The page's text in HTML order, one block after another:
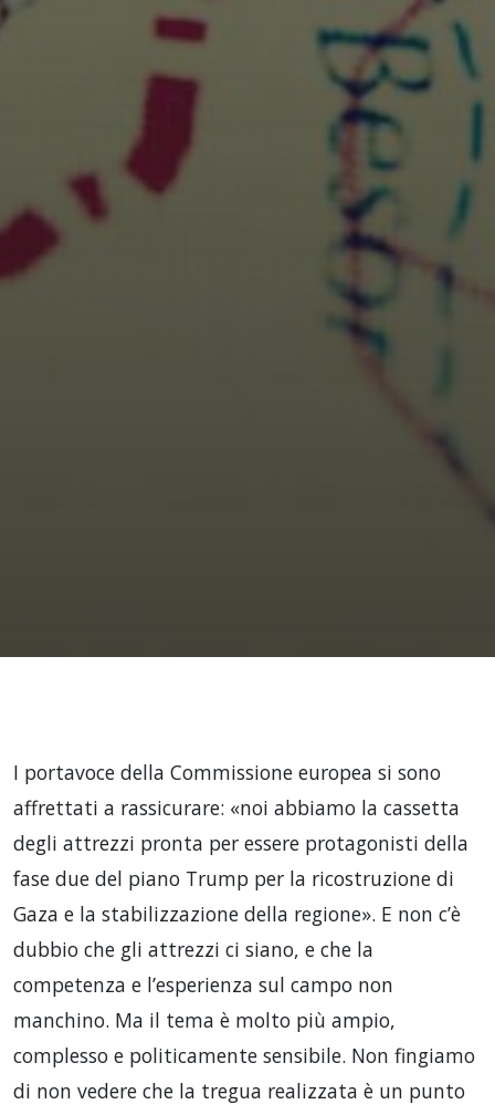
I portavoce della Commissione europea si sono
affrettati a rassicurare: «noi abbiamo la cassetta
degli attrezzi pronta per essere protagonisti della
fase due del piano Trump per la ricostruzione di
Gaza e la stabilizzazione della regione». E non c’è
dubbio che gli attrezzi ci siano, e che la
competenza e l’esperienza sul campo non
manchino. Ma il tema è molto più ampio,
complesso e politicamente sensibile. Non fingiamo
di non vedere che la tregua realizzata è un punto